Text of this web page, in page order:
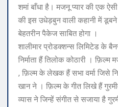
शमां बाँधा है। मजनू प्यार की एक
की इस उधेड़बुन वाली कहानी में
बेहतरीन पैकेज साबित होगा ।
शालीमार प्रोडक्शन्स लिमिटेड के
निर्माता हैं तिलोक कोठारी । फ़िल्म
, फ़िल्म के लेखक हैं सभा वर्मा जिसे
खान ने । फ़िल्म के गीत लिखे हैं
व्यास ने जिन्हें संगीत से सजाया है